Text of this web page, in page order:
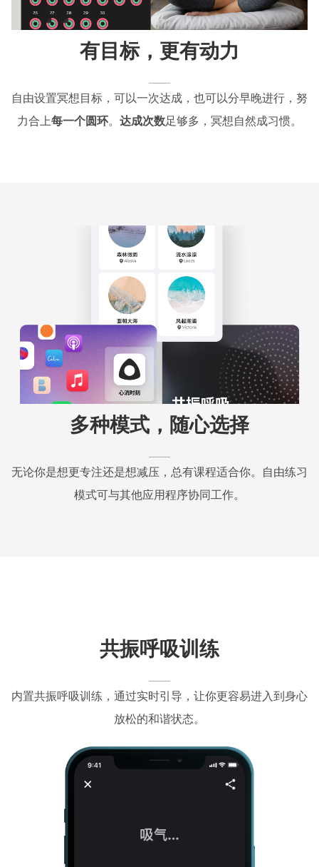
有目标，更有动力
自由设置冥想目标，可以一次达成，也可以分早晚进行，努
力合上每一个圆环。 达成次数足够多，冥想自然成习惯。
多种模式，随心选择
无论你是想更专注还是想减压，总有课程适合你。自由练习
模式可与其他应用程序协同工作。
共振呼吸训练
内置共振呼吸训练，通过实时引导，让你更容易进入到身心
放松的和谐状态。